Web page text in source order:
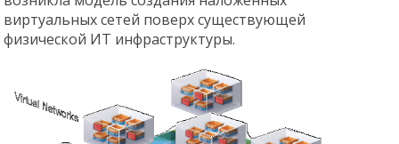
виртуальных сетей поверх существующей
физической ИТ инфраструктуры.